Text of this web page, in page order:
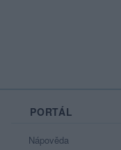
PORTÁL
Nápověda